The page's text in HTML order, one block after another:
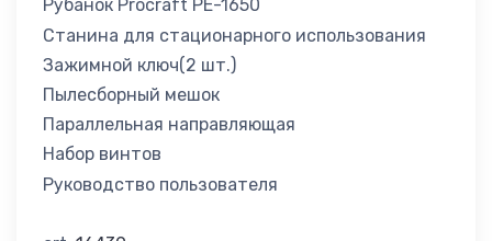
Рубанок Procraft PE-1650
Cтанина для стационарного использования
Зажимной ключ(2 шт.)
Пылесборный мешок
Параллельная направляющая
Набор винтов
Руководство пользователя